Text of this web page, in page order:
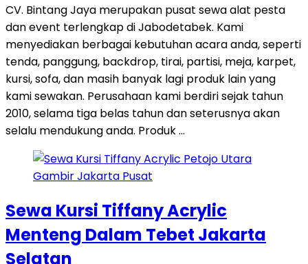
CV. Bintang Jaya merupakan pusat sewa alat pesta
dan event terlengkap di Jabodetabek. Kami
menyediakan berbagai kebutuhan acara anda, seperti
tenda, panggung, backdrop, tirai, partisi, meja, karpet,
kursi, sofa, dan masih banyak lagi produk lain yang
kami sewakan. Perusahaan kami berdiri sejak tahun
2010, selama tiga belas tahun dan seterusnya akan
selalu mendukung anda. Produk …
Sewa Kursi Tiffany Acrylic
Menteng Dalam Tebet Jakarta
Selatan